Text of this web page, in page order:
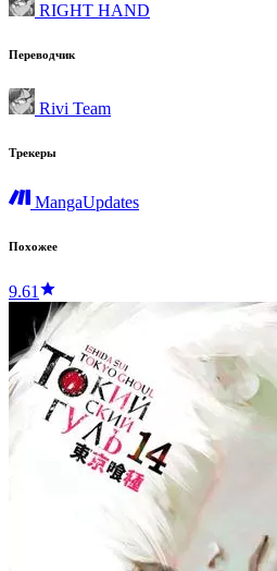
RIGHT HAND
Переводчик
Rivi Team
Трекеры
MangaUpdates
Похожее
9.61